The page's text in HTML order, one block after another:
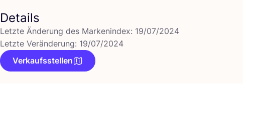
Details
Letzte Änderung des Markenindex: 19/07/2024
Letzte Veränderung: 19/07/2024
Verkaufsstellen